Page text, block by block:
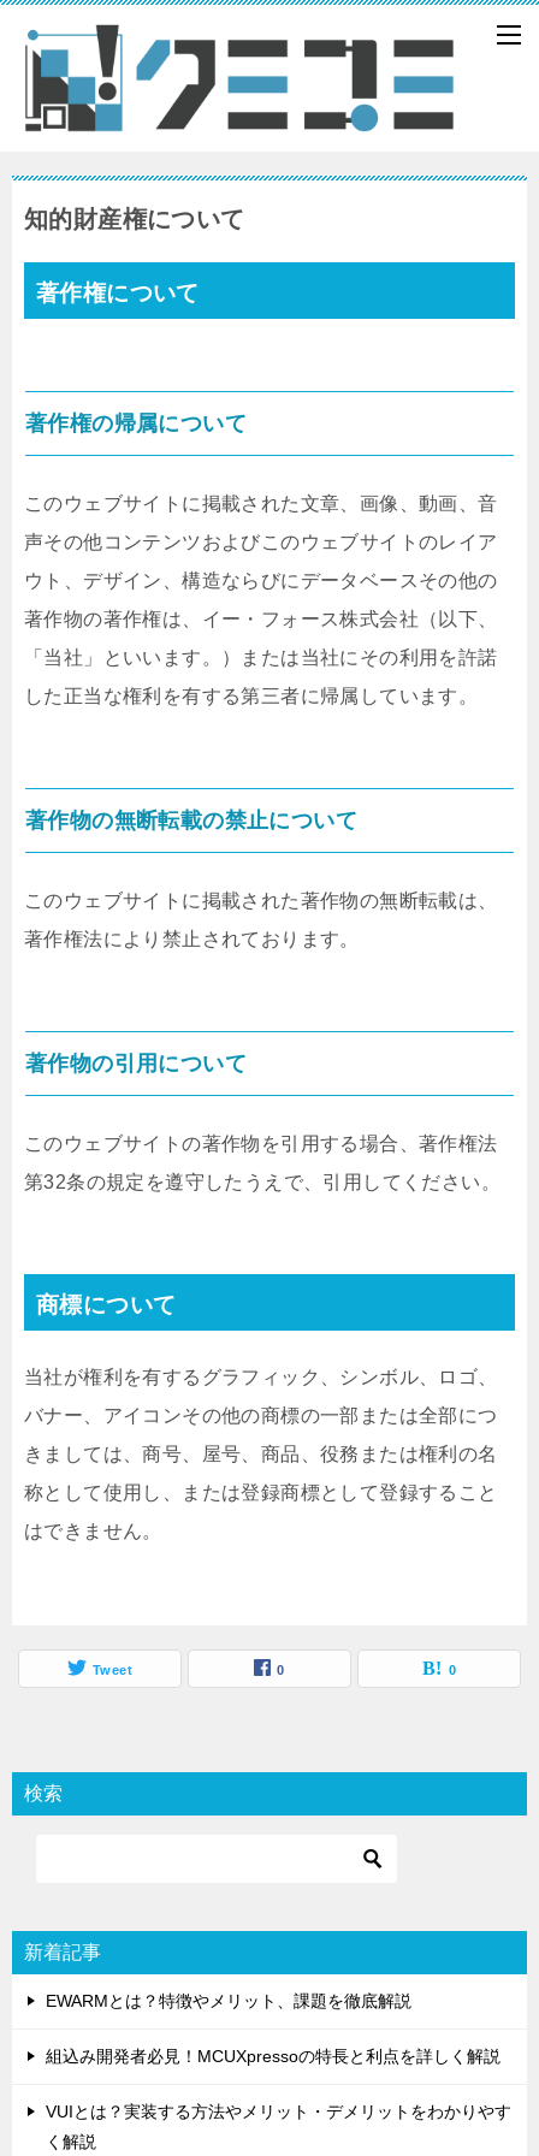
知的財産権について
著作権について
著作権の帰属について
このウェブサイトに掲載された文章、画像、動画、音
声その他コンテンツおよびこのウェブサイトのレイア
ウト、デザイン、構造ならびにデータベースその他の
著作物の著作権は、イー・フォース株式会社（以下、
「当社」といいます。）または当社にその利用を許諾
した正当な権利を有する第三者に帰属しています。
著作物の無断転載の禁止について
このウェブサイトに掲載された著作物の無断転載は、
著作権法により禁止されております。
著作物の引用について
このウェブサイトの著作物を引用する場合、著作権法
第32条の規定を遵守したうえで、引用してください。
商標について
当社が権利を有するグラフィック、シンボル、ロゴ、
バナー、アイコンその他の商標の一部または全部につ
きましては、商号、屋号、商品、役務または権利の名
称として使用し、または登録商標として登録すること
はできません。
Tweet 0 0
検索
新着記事
EWARMとは？特徴やメリット、課題を徹底解説
組込み開発者必見！MCUXpressoの特長と利点を詳しく解説
VUIとは？実装する方法やメリット・デメリットをわかりやす
く解説